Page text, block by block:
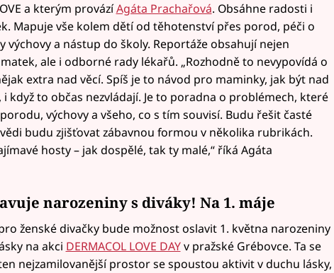
a kterým provázíAgáta Prachařová. Obsáhne radosti i
Mapuje vše kolem dětí od těhotenství přes porod, péči o
výchovy a nástup do školy. Reportáže obsahují nejen
ale i odborné rady lékařů. „Rozhodně to nevypovídá o
extra nad věcí. Spíš je to návod pro maminky, jak být nad
i když to občas nezvládají. Je to poradna o problémech, které
výchovy a všeho, co s tím souvisí. Budu řešit časté
budu zjišťovat zábavnou formou v několika rubrikách.
hosty – jak dospělé, tak ty malé,“ říká Agáta
narozeniny s diváky! Na 1. máje
ženské divačky bude možnost oslavit 1. května narozeniny
na akci DERMACOL LOVE DAYv pražské Grébovce. Ta se
nejzamilovanější prostor se spoustou aktivit v duchu lásky,